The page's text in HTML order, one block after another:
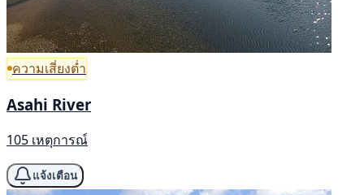
ความเสี่ยงต่ำ
Asahi River
105 เหตุการณ์
แจ้งเตือน